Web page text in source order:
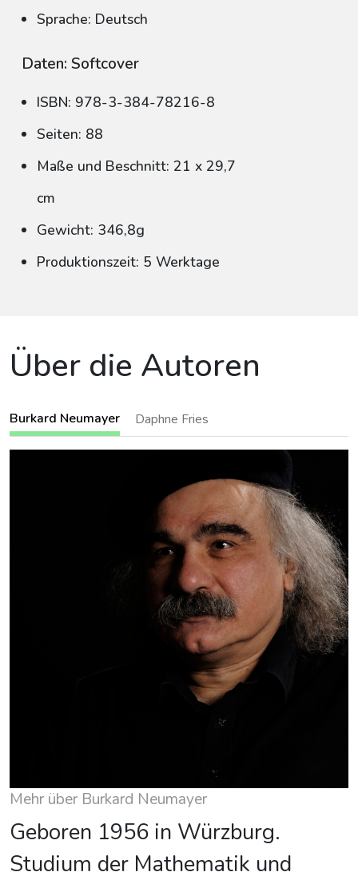
Sprache: Deutsch
Daten: Softcover
ISBN: 978-3-384-78216-8
Seiten: 88
Maße und Beschnitt: 21 x 29,7
cm
Gewicht: 346,8g
Produktionszeit: 5 Werktage
Über die Autoren
Burkard Neumayer Daphne Fries
Mehr über Burkard Neumayer
Geboren 1956 in Würzburg.
Studium der Mathematik und